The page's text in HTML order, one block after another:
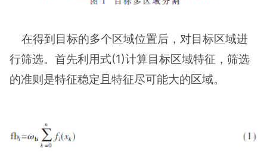
在得到目标的多个区域位置后，对目标区域进
行筛选。首先利用式(1)计算目标区域特征，筛选
的准则是特征稳定且特征尽可能大的区域。